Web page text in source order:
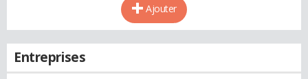
Ajouter
Entreprises